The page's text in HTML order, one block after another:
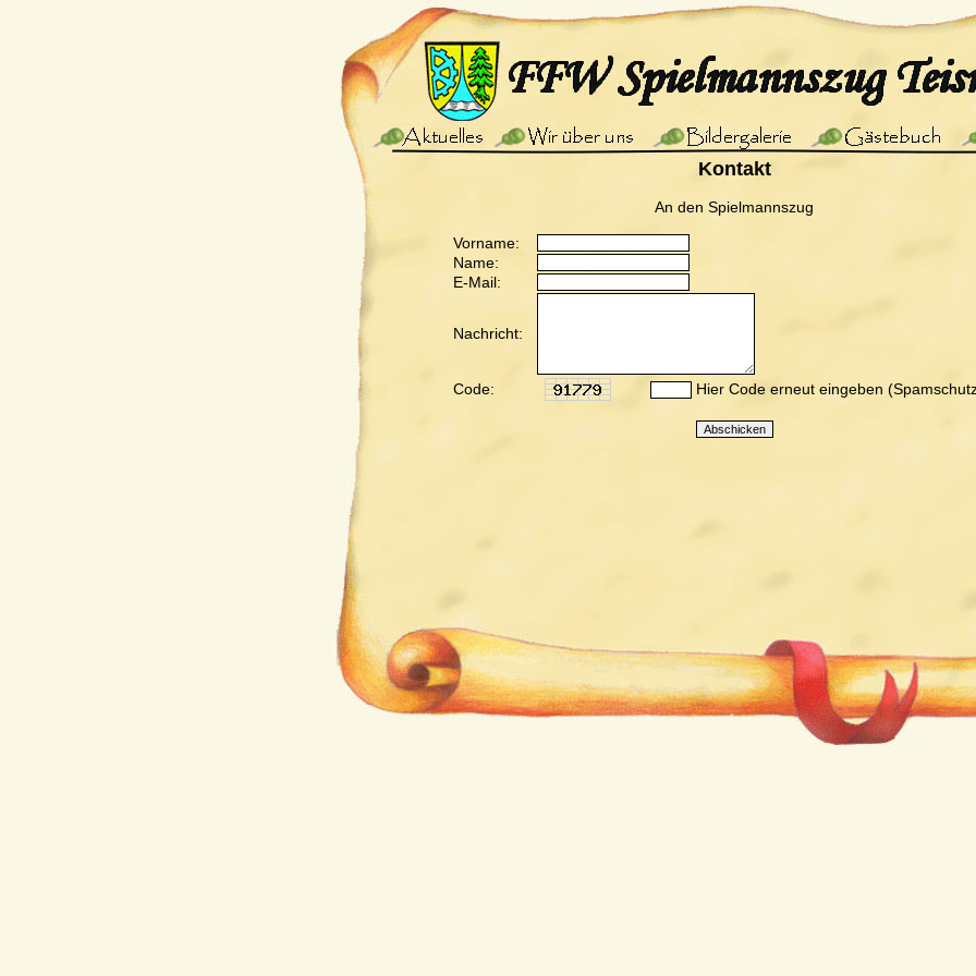
Kontakt
An den Spielmannszug
Vorname:
Name:
E-Mail:
Nachricht:
Code: Hier Code erneut eingeben